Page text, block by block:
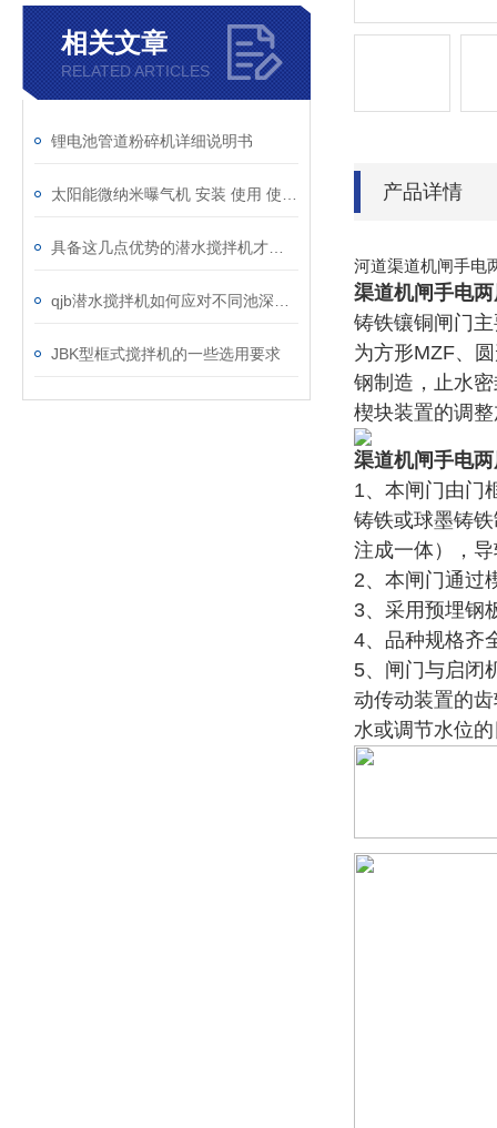
相关文章
RELATED ARTICLES
锂电池管道粉碎机详细说明书
JBK型框式搅拌机的一些选用要求
产品详情
河道渠道机闸手电
渠道机闸手电
铸铁镶铜闸门
为方形MZF、
钢制造，止水
楔块装置的调
渠道机闸手电
1、本闸门由门
铸铁或球墨铸
注成一体），
2、本闸门通过
3、采用预埋钢
4、品种规格齐
5、闸门与启闭
动传动装置的
水或调节水位